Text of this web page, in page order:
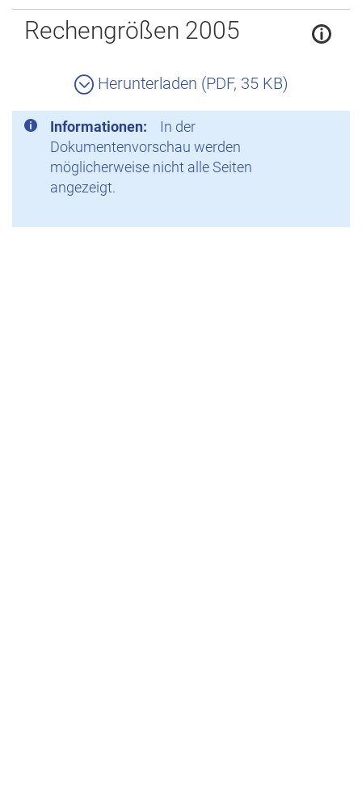
Zurück
Rechengrößen 2005
Herunterladen (PDF, 35 KB)
Informationen:
In der
Dokumentenvorschau werden
möglicherweise nicht alle Seiten
angezeigt.